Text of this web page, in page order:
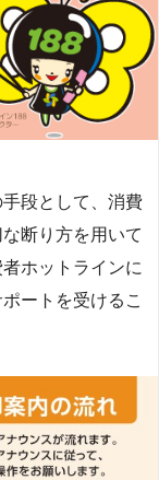
段として、消費
断り方を用いて
ホットラインに
ートを受けるこ